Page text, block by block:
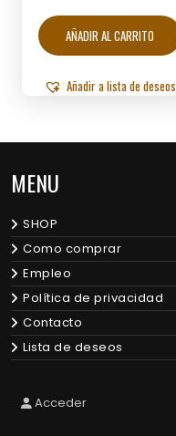
AÑADIR AL CARRITO
Añadir a lista de deseos
MENU
SHOP
Como comprar
Empleo
Política de privacidad
Contacto
Lista de deseos
Acceder